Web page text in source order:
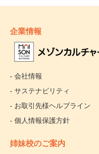
企業情報
- 会社情報
- サステナビリティ
- お取引先様ヘルプライン
- 個人情報保護方針
姉妹校のご案内